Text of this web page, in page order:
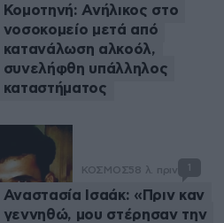
Κομοτηνή: Ανήλικος στο
νοσοκομείο μετά από
κατανάλωση αλκοόλ,
συνελήφθη υπάλληλος
καταστήματος
ΚΟΣΜΟΣ58 λ. πριν 1
Αναστασία Ισαάκ: «Πριν καν
γεννηθώ, μου στέρησαν την